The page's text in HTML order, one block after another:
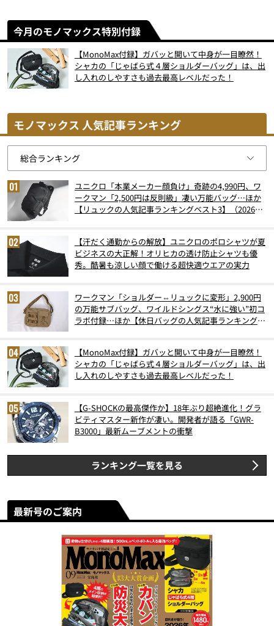
今月のモノマックス特別付録
【MonoMax付録】ガバッと開いて中身が一目瞭然！
シャカの「じゃばら式４層ショルダーバッグ」は、出
し入れのしやすさも過去最高レベルだった！
モノマックス 人気記事ランキング
ユニクロ「本業メーカー顔負け」奇跡の4,990円、ワ
ークマン「2,500円は反則級」凄い万能バッグ…ほか
【リュックの人気記事ランキングベスト3】（2026年
【汗だく通勤からの解放】ユニクロのポロシャツが夏
ビジネスの大正解！オリヒカの透け防止シャツも優
秀。酷暑も涼しい顔で働ける超快適ウエアの実力
ワークマン「ショルダー⇔リュックに変形」2,900円
の万能サブバッグ、ワイルドシングス“水に強い”初コ
ラボ付録…ほか【休日バッグの人気記事ランキングベ
【MonoMax付録】ガバッと開いて中身が一目瞭然！
シャカの「じゃばら式４層ショルダーバッグ」は、出
し入れのしやすさも過去最高レベルだった！
【G-SHOCKの最高傑作か】18年ぶり超絶進化！グラ
ビティマスター新作が凄い。開発者が語る「GWR-
B3000」最新ムーブメントの衝撃
ランキング一覧を見る
最新号のご案内